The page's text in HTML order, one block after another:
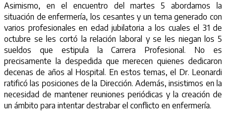
Asimismo, en el encuentro del martes 5 abordamos la
situación de enfermería, los cesantes y un tema generado con
varios profesionales en edad jubilatoria a los cuales el 31 de
octubre se les cortó la relación laboral y se les niegan los 5
sueldos que estipula la Carrera Profesional. No es
precisamente la despedida que merecen quienes dedicaron
decenas de años al Hospital. En estos temas, el Dr. Leonardi
ratificó las posiciones de la Dirección. Además, insistimos en la
necesidad de mantener reuniones periódicas y la creación de
un ámbito para intentar destrabar el conflicto en enfermería.